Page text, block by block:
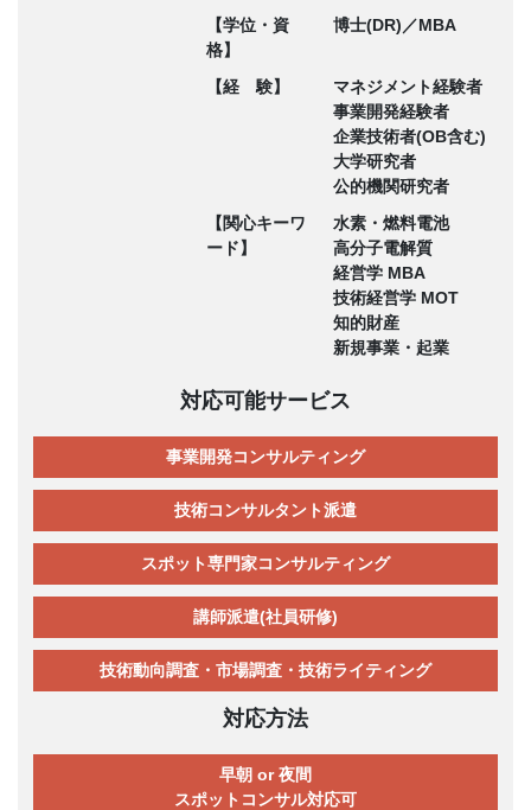
【学位・資
格】
博士(DR)／MBA
【経 験】
マネジメント経験者
事業開発経験者
企業技術者(OB含む)
大学研究者
公的機関研究者
【関心キーワ
ード】
水素・燃料電池
高分子電解質
経営学 MBA
技術経営学 MOT
知的財産
新規事業・起業
対応可能サービス
事業開発コンサルティング
技術コンサルタント派遣
スポット専門家コンサルティング
講師派遣(社員研修)
技術動向調査・市場調査・技術ライティング
対応方法
早朝 or 夜間
スポットコンサル対応可